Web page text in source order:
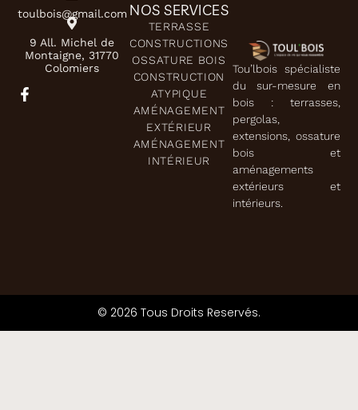
Tou’lbois spécialiste
du sur-mesure en
bois : terrasses,
pergolas,
extensions, ossature
bois et
aménagements
extérieurs et
intérieurs.
NOS SERVICES
TERRASSE
CONSTRUCTIONS
OSSATURE BOIS
CONSTRUCTION
ATYPIQUE
AMÉNAGEMENT
EXTÉRIEUR
AMÉNAGEMENT
INTÉRIEUR
toulbois@gmail.com
9 All. Michel de
Montaigne, 31770
Colomiers
© 2026 Tous Droits Reservés.